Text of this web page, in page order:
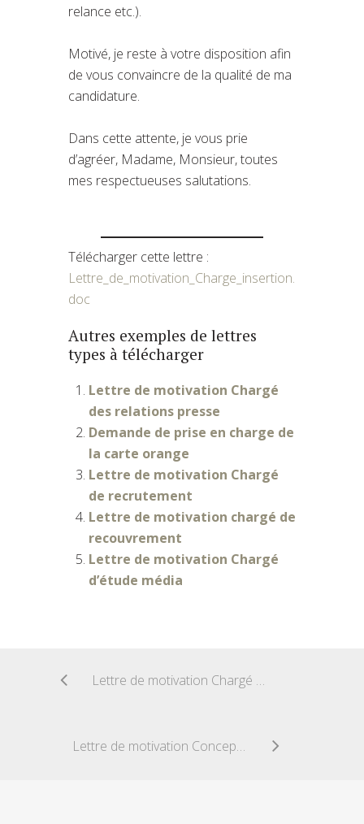
relance etc.).
Motivé, je reste à votre disposition afin
de vous convaincre de la qualité de ma
candidature.
Dans cette attente, je vous prie
d’agréer, Madame, Monsieur, toutes
mes respectueuses salutations.
Télécharger cette lettre :
Lettre_de_motivation_Charge_insertion.
doc
Autres exemples de lettres
types à télécharger
Lettre de motivation Chargé
des relations presse
Demande de prise en charge de
la carte orange
Lettre de motivation Chargé
de recrutement
Lettre de motivation chargé de
recouvrement
Lettre de motivation Chargé
d’étude média
Lettre de motivation Chargé d’étude média
Lettre de motivation Concepteur multimédia